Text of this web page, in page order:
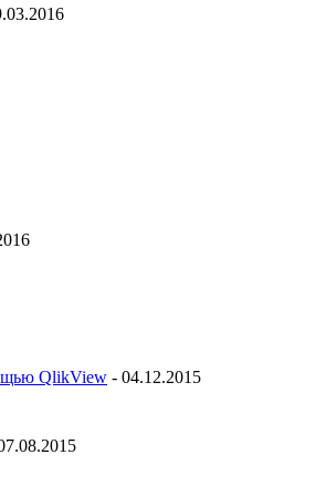
QlikView - 04.12.2015